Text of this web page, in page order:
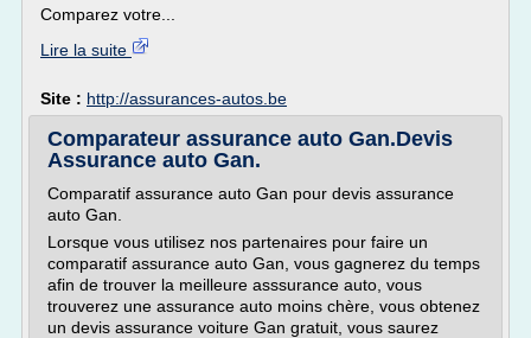
Comparez votre...
Lire la suite
Site : http://assurances-autos.be
Comparateur assurance auto Gan.Devis
Assurance auto Gan.
Comparatif assurance auto Gan pour devis assurance
auto Gan.
Lorsque vous utilisez nos partenaires pour faire un
comparatif assurance auto Gan, vous gagnerez du temps
afin de trouver la meilleure asssurance auto, vous
trouverez une assurance auto moins chère, vous obtenez
un devis assurance voiture Gan gratuit, vous saurez